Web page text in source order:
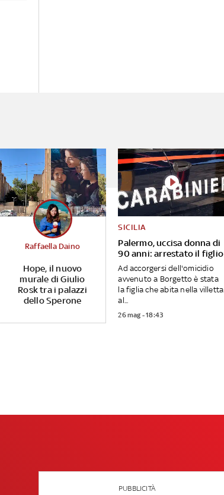
Hope, il nuovo
murale di Giulio
Rosk tra i palazzi
dello Sperone
Raffaella Daino
Palermo, uccisa donna di
90 anni: arrestato il figlio
SICILIA
Ad accorgersi dell'omicidio
avvenuto a Borgetto è stata
la figlia che abita nella villetta
al...
26 mag - 18:43
PUBBLICITÀ